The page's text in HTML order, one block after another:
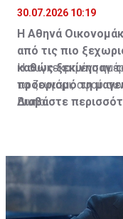
τους
30.07.2026 10:19
Η Αθηνά
από τις πιο
καθώς ξεκίνησαν
προορισμό τη
Η συγκεκριμένη
το ζευγάρι, αφού
Bruno.
Διαβάστε